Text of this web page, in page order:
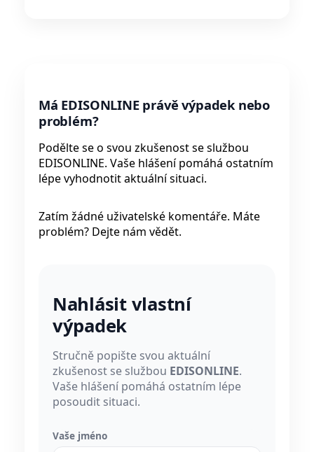
Má EDISONLINE právě výpadek nebo
problém?
Podělte se o svou zkušenost se službou
EDISONLINE. Vaše hlášení pomáhá ostatním
lépe vyhodnotit aktuální situaci.
Zatím žádné uživatelské komentáře. Máte
problém? Dejte nám vědět.
Nahlásit vlastní
výpadek
Stručně popište svou aktuální
zkušenost se službou EDISONLINE.
Vaše hlášení pomáhá ostatním lépe
posoudit situaci.
Vaše jméno